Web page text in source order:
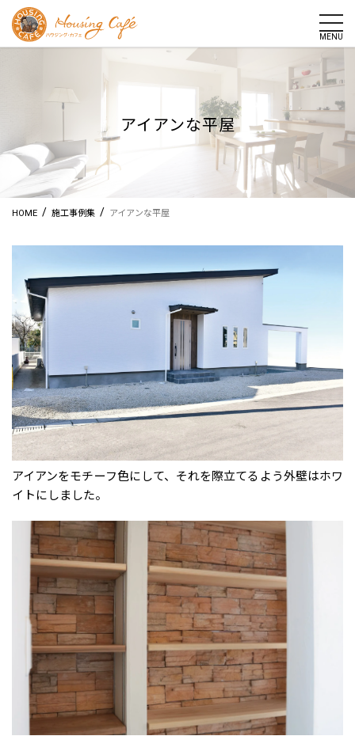
MENU
HOME / 施工事例集 / アイアンな平屋
アイアンな平屋
アイアンをモチーフ色にして、それを際立てるよう外壁はホワ
イトにしました。